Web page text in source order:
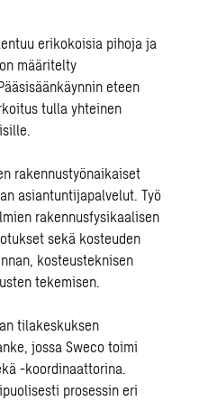
erikokoisia pihoja ja
määritelty
eteen
tulla yhteinen
rakennustyönaikaiset
asiantuntijapalvelut. Työ
rakennusfysikaalisen
sekä kosteuden
kosteusteknisen
tekemisen.
tilakeskuksen
jossa Sweco toimi
-koordinaattorina.
prosessin eri